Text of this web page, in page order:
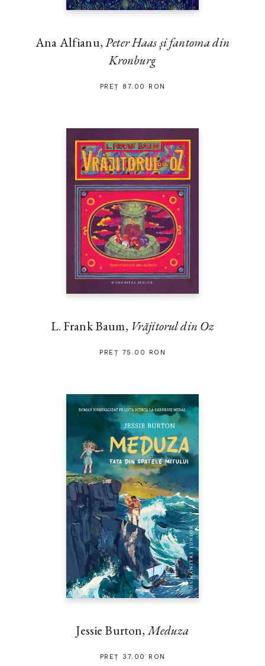
Ana Alfianu,Peter Haas și fantoma din
Kronburg
PREȚ 87.00 RON
L. Frank Baum, Vrăjitorul din Oz
PREȚ 75.00 RON
Jessie Burton,Meduza
PREȚ 37.00 RON